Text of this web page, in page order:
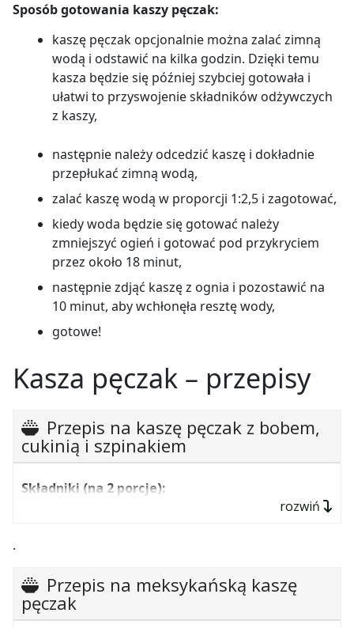
ząbki czosnku. Przyprawić do smaku. Kiedy kurczak
się zarumieni dodać pozostałe liście szpinaku,
jogurt, ugotowaną kaszę, wszystko wymieszać i
posypać startym serem.
Pod koniec gotowania dodać starte jabłko, rodzynki,
migdały, cynamon i masło. Dokładnie wymieszać i po
2 minutach zdjąć z ognia.
Sposób gotowania kaszy pęczak:
kaszę pęczak opcjonalnie można zalać zimną
wodą i odstawić na kilka godzin. Dzięki temu
kasza będzie się później szybciej gotowała i
ułatwi to przyswojenie składników odżywczych
z kaszy,
następnie należy odcedzić kaszę i dokładnie
przepłukać zimną wodą,
zalać kaszę wodą w proporcji 1:2,5 i zagotować,
kiedy woda będzie się gotować należy
zmniejszyć ogień i gotować pod przykryciem
przez około 18 minut,
następnie zdjąć kaszę z ognia i pozostawić na
10 minut, aby wchłonęła resztę wody,
gotowe!
Kasza pęczak – przepisy
Przepis na kaszę pęczak z bobem,
cukinią i szpinakiem
Składniki (na 2 porcje):
pół szklanki kaszy pęczak,
1 średnia cukinia,
rozwiń
.
Przepis na meksykańską kaszę
pęczak